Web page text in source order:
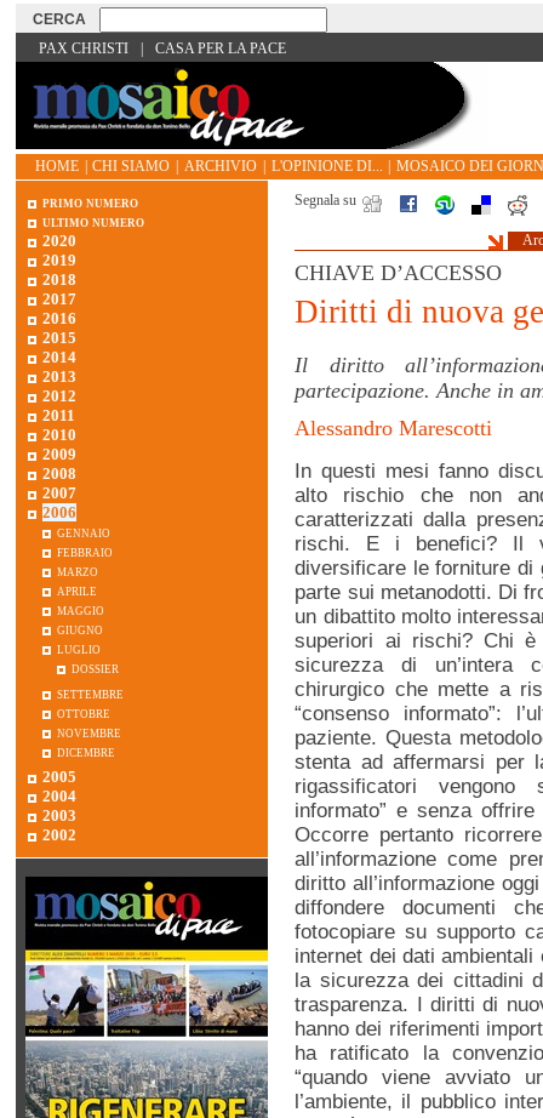
PAX CHRISTI CASA PER LA PACE
HOME CHI SIAMO ARCHIVIO L'OPINIONE DI...
MOSAICO DEI
Segnala su
CHIAVE D’ACCESSO
Diritti di nuova
Il diritto
partecipazione. Anche in
Alessandro Marescotti
In questi mesi fanno
alto rischio che non
caratterizzati dalla
rischi. E i benefici? Il
diversificare le forniture di
parte sui metanodotti. Di
un dibattito molto
superiori ai rischi? Chi
sicurezza di un’intera
chirurgico che mette a
“consenso informato”:
paziente. Questa
stenta ad affermarsi per
rigassificatori
informato” e senza
Occorre pertanto
all’informazione come
diritto all’informazione
diffondere documenti
fotocopiare su supporto
internet dei dati
la sicurezza dei cittadini
trasparenza. I diritti di
hanno dei riferimenti
ha ratificato la
“quando viene avviato
l’ambiente, il pubblico
primo numero
ultimo numero
2020
2019
2018
2017
2016
2015
2014
2013
2012
2011
2010
2009
2008
2007
2006
gennaio
febbraio
marzo
aprile
maggio
giugno
luglio
dossier
settembre
ottobre
novembre
dicembre
2005
2004
2003
2002